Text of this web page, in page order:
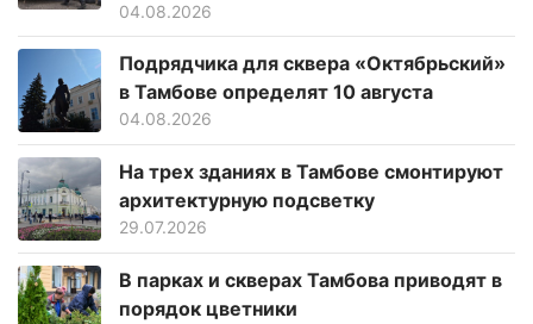
04.08.2026
Подрядчика для сквера «Октябрьский»
в Тамбове определят 10 августа
04.08.2026
На трех зданиях в Тамбове смонтируют
архитектурную подсветку
29.07.2026
В парках и скверах Тамбова приводят в
порядок цветники